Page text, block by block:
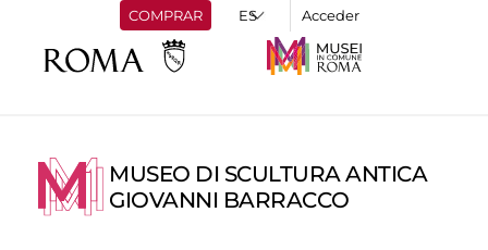
COMPRAR Acceder
MUSEO DI SCULTURA ANTICA
GIOVANNI BARRACCO